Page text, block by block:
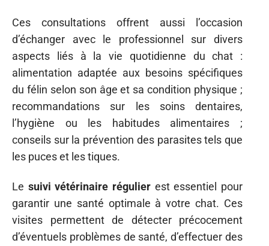
Ces consultations offrent aussi l’occasion
d’échanger avec le professionnel sur divers
aspects liés à la vie quotidienne du chat :
alimentation adaptée aux besoins spécifiques
du félin selon son âge et sa condition physique ;
recommandations sur les soins dentaires,
l’hygiène ou les habitudes alimentaires ;
conseils sur la prévention des parasites tels que
les puces et les tiques.
Le suivi vétérinaire régulier est essentiel pour
garantir une santé optimale à votre chat. Ces
visites permettent de détecter précocement
d’éventuels problèmes de santé, d’effectuer des